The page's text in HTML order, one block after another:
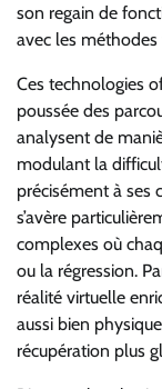
son regain de
avec les
Ces technologies
poussée des
analysent de
modulant la
précisément à ses
s’avère
complexes où
ou la régression.
réalité virtuelle
aussi bien
récupération plus